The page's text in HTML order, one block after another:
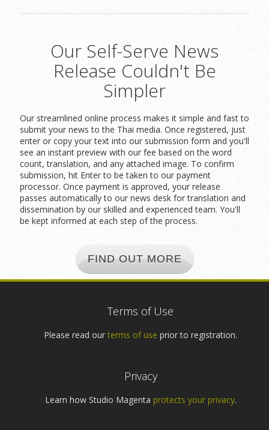
Our Self-Serve News
Release Couldn't Be
Simpler
Our streamlined online process makes it simple and fast to
submit your news to the Thai media. Once registered, just
enter or copy your text into our submission form and you'll
see an instant preview with our fee based on the word
count, translation, and any attached image. To confirm
submission, hit Enter to be taken to our payment
processor. Once payment is approved, your release
passes automatically to our news desk for translation and
dissemination by our skilled and experienced team. You'll
be kept informed at each step of the process.
FIND OUT MORE
Terms of Use
Please read our terms of use prior to registration.
Privacy
Learn how Studio Magenta protects your privacy.